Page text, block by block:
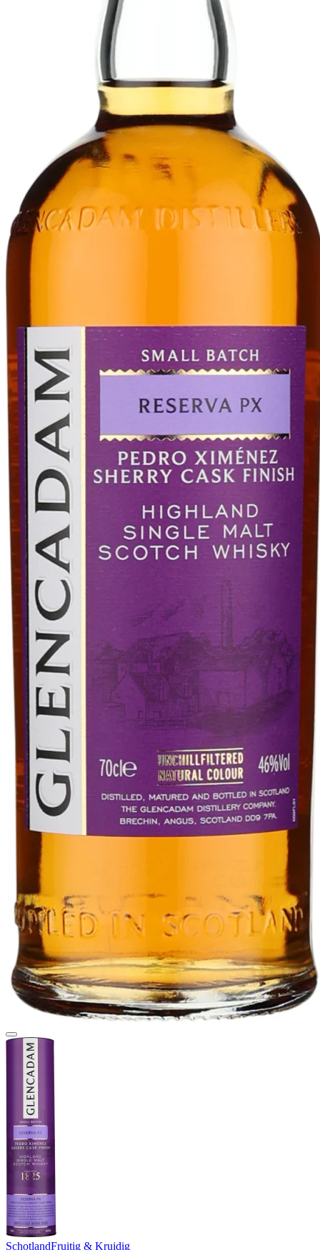
SchotlandFruitig & Kruidig